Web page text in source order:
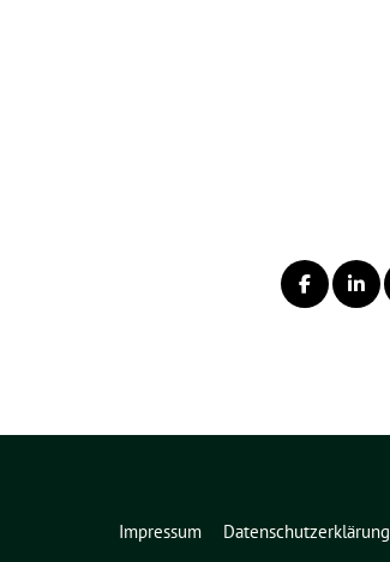
Impressum Datenschutzerklärung